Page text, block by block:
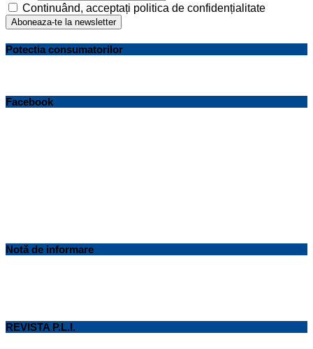
Continuând, acceptați politica de confidențialitate
Potectia consumatorilor
Facebook
Notă de informare
REVISTA P.L.I.